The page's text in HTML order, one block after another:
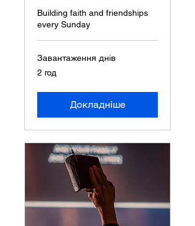
Building faith and friendships
every Sunday
Завантаження днів
2 год
Докладніше